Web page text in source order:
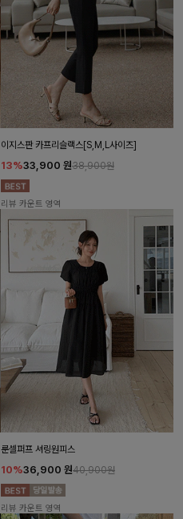
이지스판 카프리슬랙스[S,M,L사이즈]
13%33,900 원38,900원
리뷰 카운트 영역
룬셀퍼프 셔링원피스
10%36,900 원40,900원
리뷰 카운트 영역